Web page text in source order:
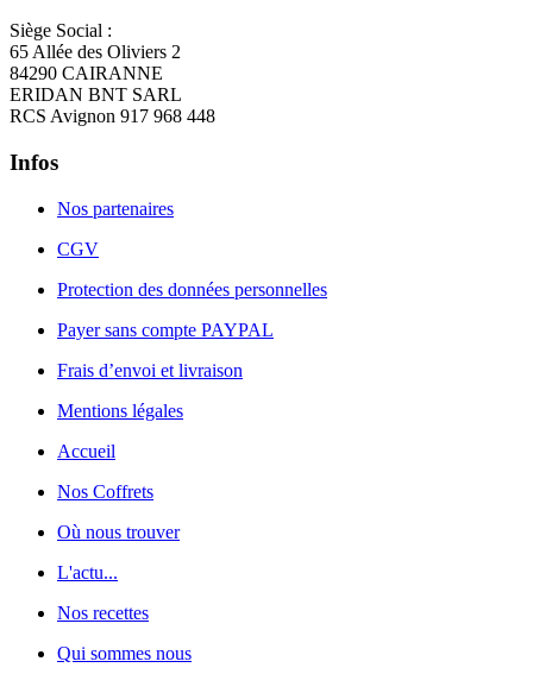
Siège Social :
65 Allée des Oliviers 2
84290 CAIRANNE
ERIDAN BNT SARL
RCS Avignon 917 968 448
Infos
Nos partenaires
CGV
Protection des données personnelles
Payer sans compte PAYPAL
Frais d’envoi et livraison
Mentions légales
Accueil
Nos Coffrets
Où nous trouver
L'actu...
Nos recettes
Qui sommes nous